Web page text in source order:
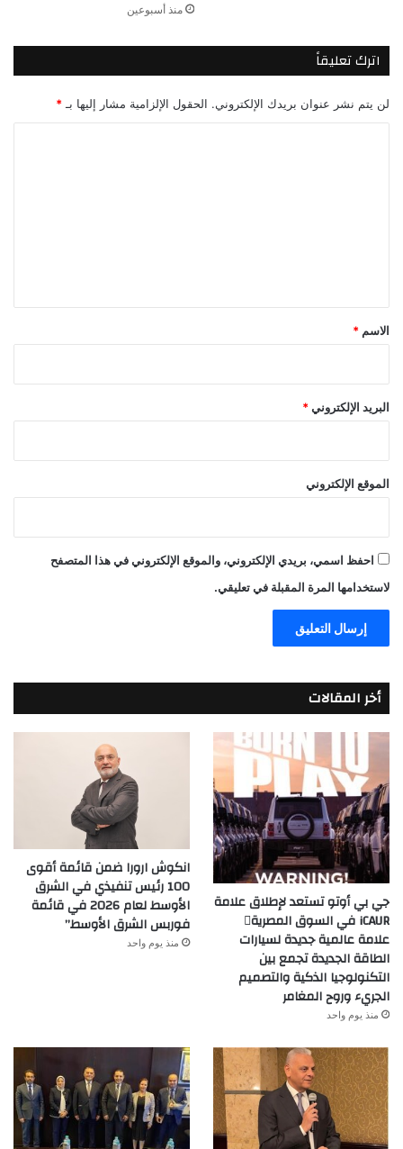
منذ أسبوعين
اترك تعليقاً
لن يتم نشر عنوان بريدك الإلكتروني. الحقول الإلزامية مشار إليها بـ *
*
الاسم *
البريد الإلكتروني *
الموقع الإلكتروني
احفظ اسمي، بريدي الإلكتروني، والموقع الإلكتروني في هذا المتصفح
لاستخدامها المرة المقبلة في تعليقي.
أخر المقالات
جي بي أوتو تستعد لإطلاق علامة
iCAUR في السوق المصرية
علامة عالمية جديدة لسيارات
الطاقة الجديدة تجمع بين
التكنولوجيا الذكية والتصميم
الجريء وروح المغامر
منذ يوم واحد
انكوش ارورا ضمن قائمة أقوى
100 رئيس تنفيذي في الشرق
الأوسط لعام 2026 في قائمة
فوربس الشرق الأوسط”
منذ يوم واحد